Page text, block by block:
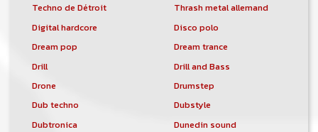
Techno de Détroit
Thrash metal allemand
Digital hardcore
Disco polo
Dream pop
Dream trance
Drill
Drill and Bass
Drone
Drumstep
Dub techno
Dubstyle
Dubtronica
Dunedin sound